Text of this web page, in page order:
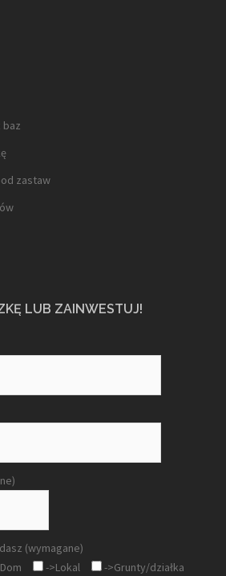
baz
zastaw
LUB ZAINWESTUJ!
(wymagane)
->Lokal
->Grunty/działka